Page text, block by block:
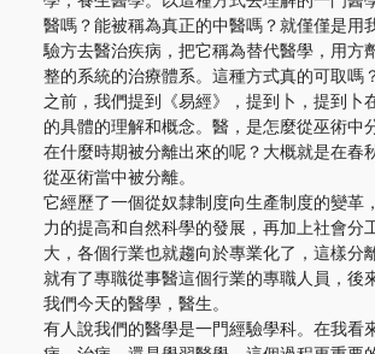
醫嗎？能被稱為真正的中醫嗎？就僅僅是用
驗方去醫治疾病，把它稱為替代醫學，用方
整的系統的治療體系。這種方式真的可取嗎
之前，我們提到《易經》，提到卜，提到卜
的具體的理解和概念。醫，是怎麼從巫術中
在什麼時期被分離出來的呢？大概就是在春
從巫術當中被分離。
它經歷了一個從奴隸制度向生產制度的變革
力的提高和自然科學的發展，再加上社會分
大，各個行業也就趨向於專業化了，這樣分
就有了專職從事醫這個行業的專職人員，後
我們今天的醫學，醫生。
有人說我們的醫學是一門經驗學科。在我看